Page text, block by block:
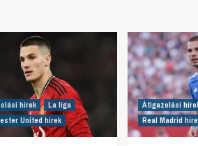
hírek
La liga
United hírek
Átigazolási
Real Madrid